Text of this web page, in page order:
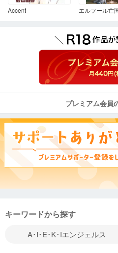
Accent エルフール亡
プレミアム会員
キーワードから探す